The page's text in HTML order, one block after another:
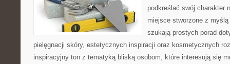
podkreślać swój charakter
miejsce stworzone z
szukają prostych porad
pielęgnacji skóry, estetycznych inspiracji oraz kosmetycznych
inspiracyjny ton z tematyką bliską osobom, które interesują się